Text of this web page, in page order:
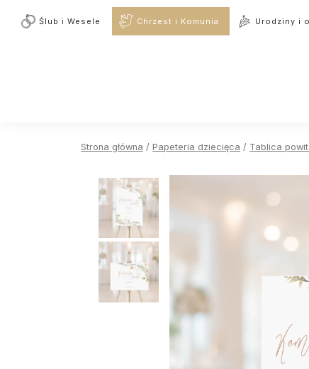
Ślub i Wesele Chrzest i Komunia Urodziny i
Strona główna / Papeteria dziecięca / Tablica